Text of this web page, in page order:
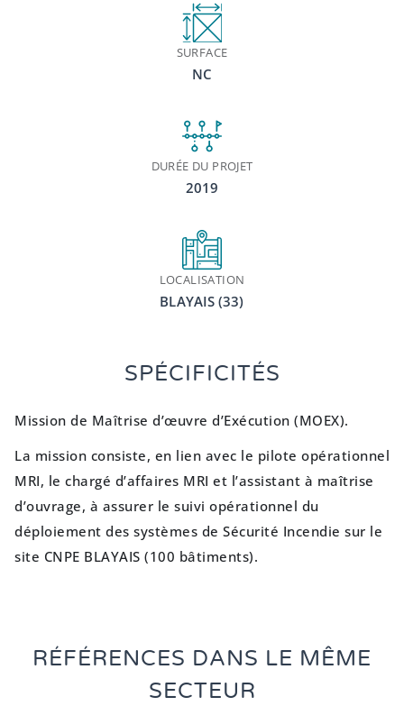
SURFACE
NC
DURÉE DU PROJET
2019
LOCALISATION
BLAYAIS (33)
SPÉCIFICITÉS
Mission de Maîtrise d’œuvre d’Exécution (MOEX).
La mission consiste, en lien avec le pilote opérationnel
MRI, le chargé d’affaires MRI et l’assistant à maîtrise
d’ouvrage, à assurer le suivi opérationnel du
déploiement des systèmes de Sécurité Incendie sur le
site CNPE BLAYAIS (100 bâtiments).
RÉFÉRENCES DANS LE MÊME
SECTEUR